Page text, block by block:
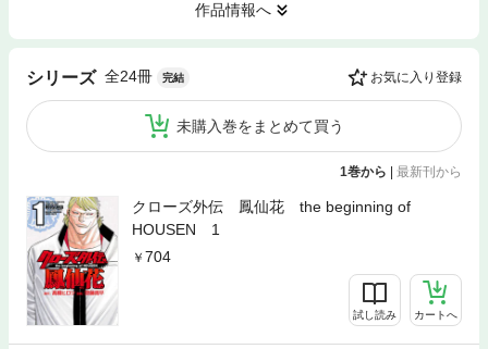
作品情報へ
シリーズ 全24冊 完結 お気に入り登録
未購入巻をまとめて買う
1巻から | 最新刊から
クローズ外伝 鳳仙花 the beginning of
HOUSEN 1
704
試し読み カートへ